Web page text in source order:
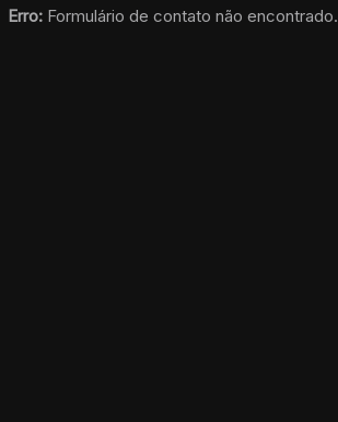
Erro: Formulário de contato não encontrado.